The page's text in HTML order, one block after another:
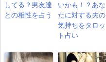
してる？男友達
との相性を占う
いかも！？あな
たに対する夫の
気持ちをタロッ
ト占い